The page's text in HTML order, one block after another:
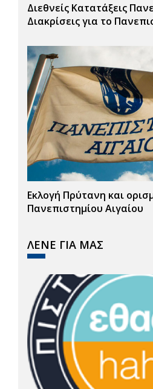
Διεθνείς Κατατάξεις
Διακρίσεις για το
Εκλογή Πρύτανη και
Πανεπιστημίου Αιγαίου
ΛΕΝΕ ΓΙΑ ΜΑΣ